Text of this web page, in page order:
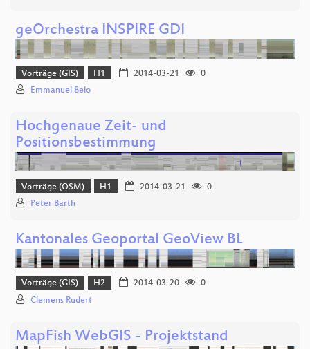
geOrchestra INSPIRE GDI
Vorträge (GIS) H1 2014-03-21
0
Emmanuel Belo
Hochgenaue Zeit- und
Positionsbestimmung
Vorträge (OSM) H1 2014-03-21
0
Peter Barth
Kantonales Geoportal GeoView BL
Vorträge (GIS) H2 2014-03-20
0
Clemens Rudert
MapFish WebGIS - Projektstand